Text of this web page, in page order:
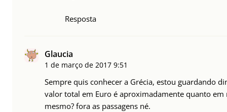
Resposta
Glaucia
1 de março de 2017 9:51
Sempre quis conhecer a Grécia, estou guardando
valor total em Euro é aproximadamente quanto
mesmo? fora as passagens né.